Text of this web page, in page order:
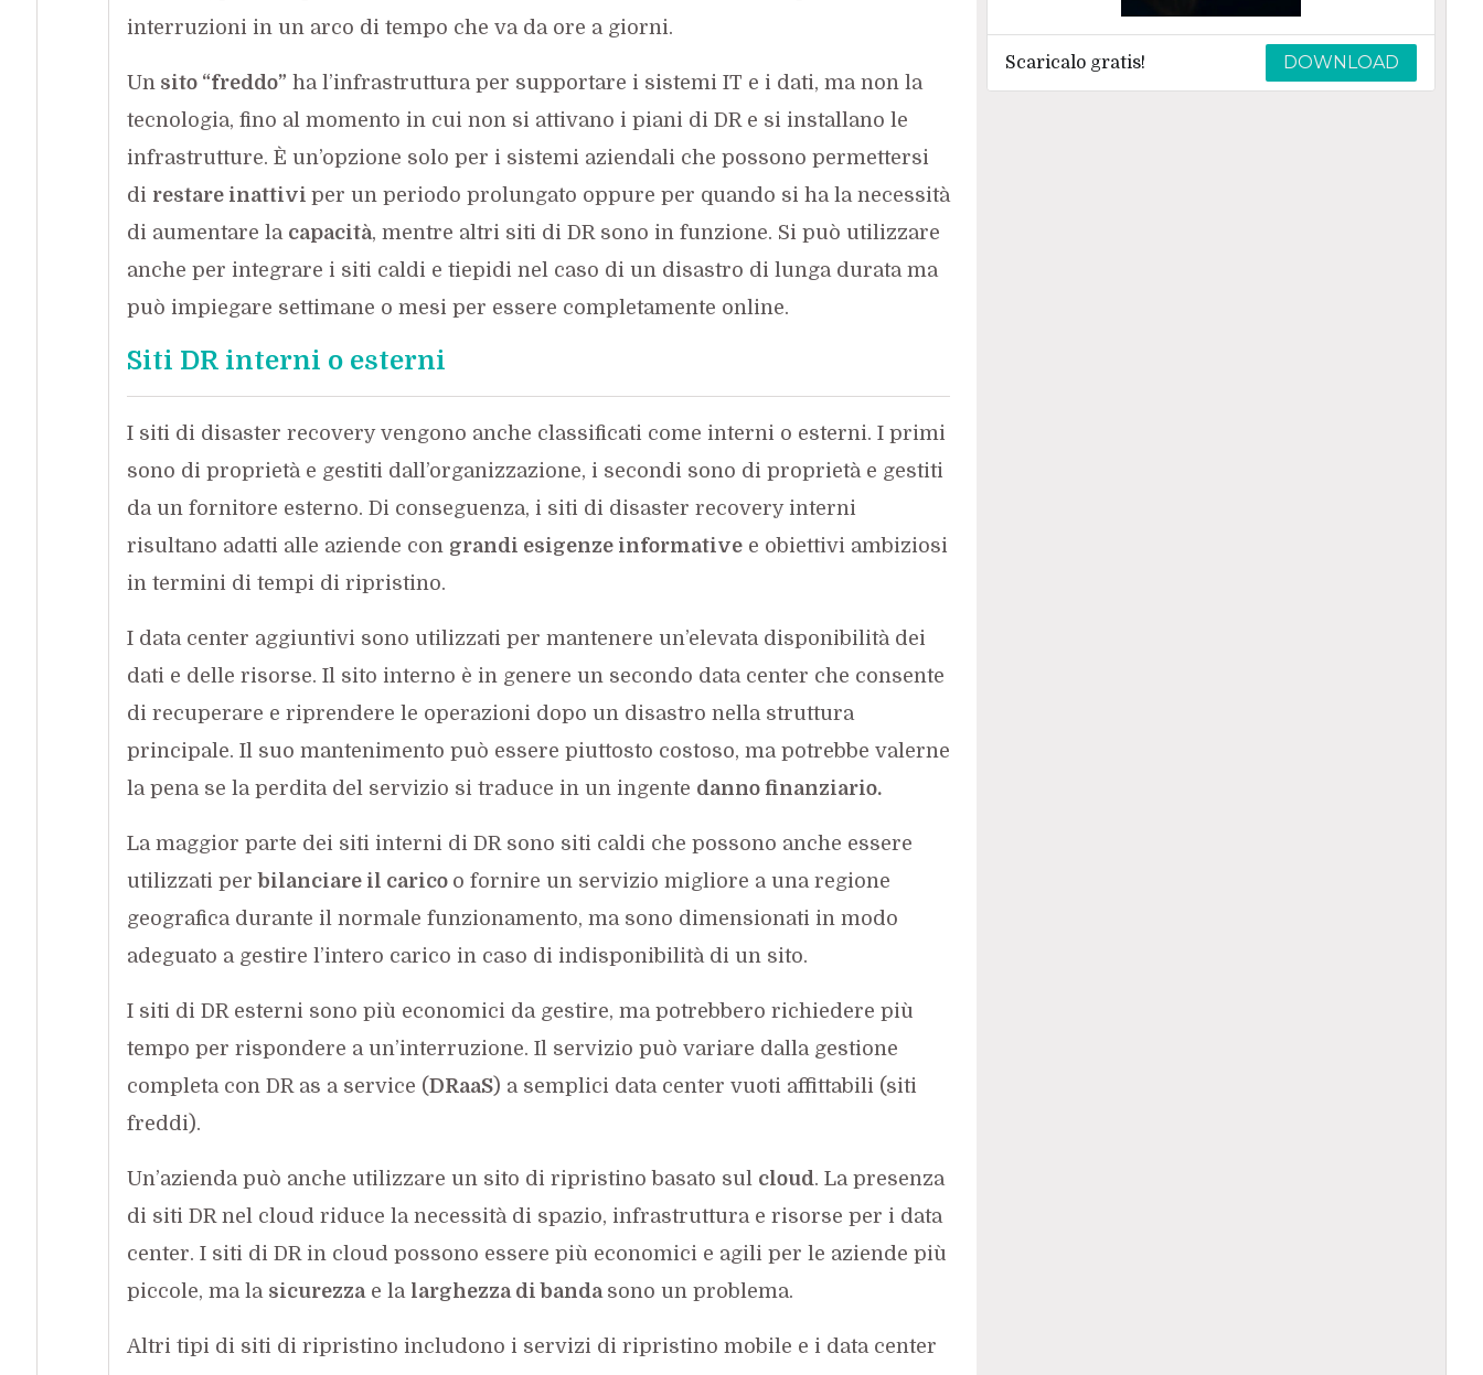
interruzioni in un arco di tempo che va da ore a giorni.
Un sito “freddo” ha l’infrastruttura per supportare i sistemi IT e i dati, ma non la
tecnologia, fino al momento in cui non si attivano i piani di DR e si installano le
infrastrutture. È un’opzione solo per i sistemi aziendali che possono permettersi
di restare inattivi per un periodo prolungato oppure per quando si ha la necessità
di aumentare la capacità, mentre altri siti di DR sono in funzione. Si può utilizzare
anche per integrare i siti caldi e tiepidi nel caso di un disastro di lunga durata ma
può impiegare settimane o mesi per essere completamente online.
Siti DR interni o esterni
I siti di disaster recovery vengono anche classificati come interni o esterni. I primi
sono di proprietà e gestiti dall’organizzazione, i secondi sono di proprietà e gestiti
da un fornitore esterno. Di conseguenza, i siti di disaster recovery interni
risultano adatti alle aziende con grandi esigenze informativee obiettivi ambiziosi
in termini di tempi di ripristino.
I data center aggiuntivi sono utilizzati per mantenere un’elevata disponibilità dei
dati e delle risorse. Il sito interno è in genere un secondo data center che consente
di recuperare e riprendere le operazioni dopo un disastro nella struttura
principale. Il suo mantenimento può essere piuttosto costoso, ma potrebbe valerne
la pena se la perdita del servizio si traduce in un ingente danno finanziario.
La maggior parte dei siti interni di DR sono siti caldi che possono anche essere
utilizzati perbilanciare il carico o fornire un servizio migliore a una regione
geografica durante il normale funzionamento, ma sono dimensionati in modo
adeguato a gestire l’intero carico in caso di indisponibilità di un sito.
I siti di DR esterni sono più economici da gestire, ma potrebbero richiedere più
tempo per rispondere a un’interruzione. Il servizio può variare dalla gestione
completa con DR as a service (DRaaS) a semplici data center vuoti affittabili (siti
freddi).
Un’azienda può anche utilizzare un sito di ripristino basato sul cloud. La presenza
di siti DR nel cloud riduce la necessità di spazio, infrastruttura e risorse per i data
center. I siti di DR in cloud possono essere più economici e agili per le aziende più
piccole, ma la sicurezzae la larghezza di banda sono un problema.
Altri tipi di siti di ripristino includono i servizi di ripristino mobile e i data center
Scaricalo gratis! DOWNLOAD